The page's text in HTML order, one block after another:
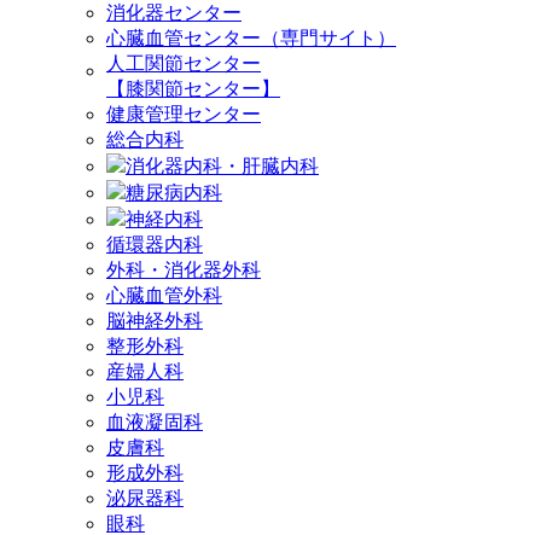
消化器センター
心臓血管センター（専門サイト）
人工関節センター
【膝関節センター】
健康管理センター
総合内科
消化器内科・肝臓内科
糖尿病内科
神経内科
循環器内科
外科・消化器外科
心臓血管外科
脳神経外科
整形外科
産婦人科
小児科
血液凝固科
皮膚科
形成外科
泌尿器科
眼科